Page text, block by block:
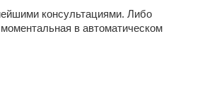
консультациями. Либо
в автоматическом